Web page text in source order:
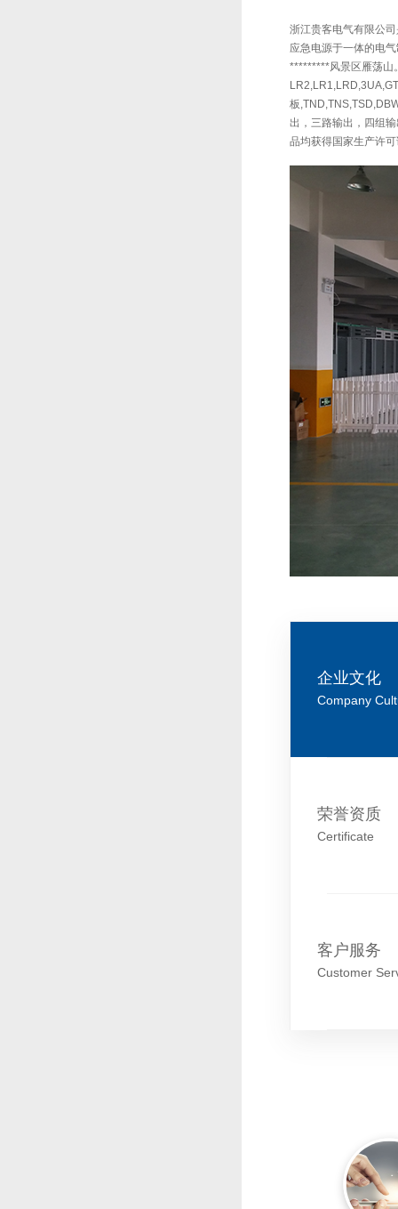
浙江贵客电气有限公
应急电源于一体的电
*********风景区雁荡山
板
出，三路输出，四组
品均获得国家生产许
企业文化
Company
荣誉资质
Certificate
客户服务
Customer